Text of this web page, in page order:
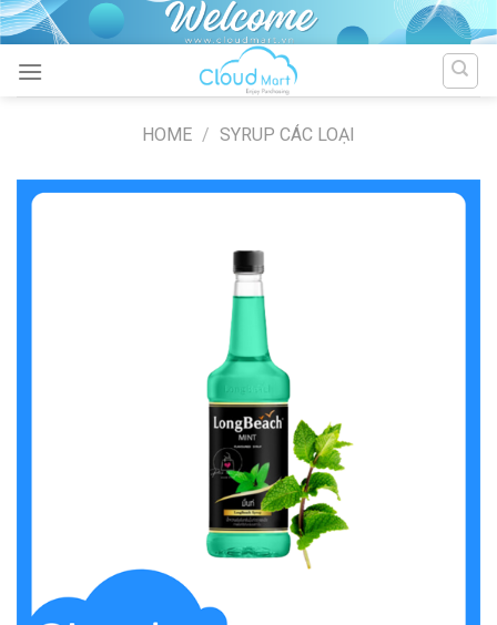
Skip
to
content
HOME / SYRUP CÁC LOẠI